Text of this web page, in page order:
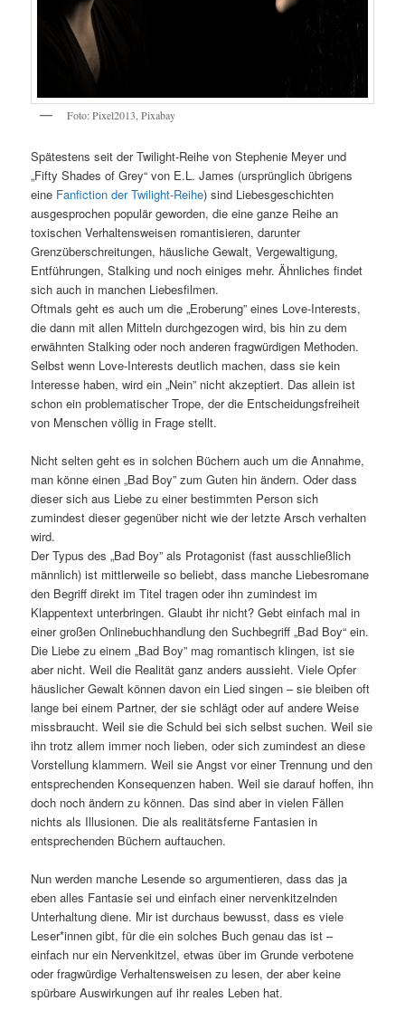
Foto: Pixel2013, Pixabay
Spätestens seit der Twilight-Reihe von Stephenie Meyer und
„Fifty Shades of Grey“ von E.L. James (ursprünglich übrigens
eine Fanfiction der Twilight-Reihe) sind Liebesgeschichten
ausgesprochen populär geworden, die eine ganze Reihe an
toxischen Verhaltensweisen romantisieren, darunter
Grenzüberschreitungen, häusliche Gewalt, Vergewaltigung,
Entführungen, Stalking und noch einiges mehr. Ähnliches findet
sich auch in manchen Liebesfilmen.
Oftmals geht es auch um die „Eroberung” eines Love-Interests,
die dann mit allen Mitteln durchgezogen wird, bis hin zu dem
erwähnten Stalking oder noch anderen fragwürdigen Methoden.
Selbst wenn Love-Interests deutlich machen, dass sie kein
Interesse haben, wird ein „Nein” nicht akzeptiert. Das allein ist
schon ein problematischer Trope, der die Entscheidungsfreiheit
von Menschen völlig in Frage stellt.
Nicht selten geht es in solchen Büchern auch um die Annahme,
man könne einen „Bad Boy” zum Guten hin ändern. Oder dass
dieser sich aus Liebe zu einer bestimmten Person sich
zumindest dieser gegenüber nicht wie der letzte Arsch verhalten
wird.
Der Typus des „Bad Boy” als Protagonist (fast ausschließlich
männlich) ist mittlerweile so beliebt, dass manche Liebesromane
den Begriff direkt im Titel tragen oder ihn zumindest im
Klappentext unterbringen. Glaubt ihr nicht? Gebt einfach mal in
einer großen Onlinebuchhandlung den Suchbegriff „Bad Boy“ ein.
Die Liebe zu einem „Bad Boy” mag romantisch klingen, ist sie
aber nicht. Weil die Realität ganz anders aussieht. Viele Opfer
häuslicher Gewalt können davon ein Lied singen – sie bleiben oft
lange bei einem Partner, der sie schlägt oder auf andere Weise
missbraucht. Weil sie die Schuld bei sich selbst suchen. Weil sie
ihn trotz allem immer noch lieben, oder sich zumindest an diese
Vorstellung klammern. Weil sie Angst vor einer Trennung und den
entsprechenden Konsequenzen haben. Weil sie darauf hoffen, ihn
doch noch ändern zu können. Das sind aber in vielen Fällen
nichts als Illusionen. Die als realitätsferne Fantasien in
entsprechenden Büchern auftauchen.
Nun werden manche Lesende so argumentieren, dass das ja
eben alles Fantasie sei und einfach einer nervenkitzelnden
Unterhaltung diene. Mir ist durchaus bewusst, dass es viele
Leser*innen gibt, für die ein solches Buch genau das ist –
einfach nur ein Nervenkitzel, etwas über im Grunde verbotene
oder fragwürdige Verhaltensweisen zu lesen, der aber keine
spürbare Auswirkungen auf ihr reales Leben hat.